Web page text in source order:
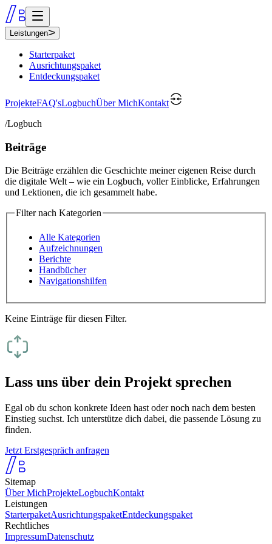
Leistungen
Starterpaket
Ausrichtungspaket
Entdeckungspaket
ProjekteFAQ'sLogbuchÜber MichKontakt
/Logbuch
Beiträge
Die Beiträge erzählen die Geschichte meiner eigenen Reise durch
die digitale Welt – wie ein Logbuch, voller Einblicke, Erfahrungen
und Lektionen, die ich gesammelt habe.
Filter nach Kategorien
Alle Kategorien
Aufzeichnungen
Berichte
Handbücher
Navigationshilfen
Keine Einträge für diesen Filter.
Lass uns über dein Projekt sprechen
Egal ob du schon konkrete Ideen hast oder noch nach dem besten
Einstieg suchst. Ich unterstütze dich dabei, die passende Lösung zu
finden.
Jetzt Erstgespräch anfragen
Sitemap
Über MichProjekteLogbuchKontakt
Leistungen
StarterpaketAusrichtungspaketEntdeckungspaket
Rechtliches
ImpressumDatenschutz